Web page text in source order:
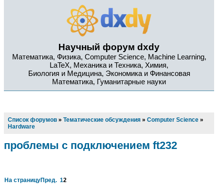
Научный форум dxdy
Математика, Физика, Computer Science, Machine Learning,
LaTeX, Механика и Техника, Химия,
Биология и Медицина, Экономика и Финансовая
Математика, Гуманитарные науки
Список форумов » Тематические обсуждения » Computer Science »
Hardware
проблемы с подключением ft232
На страницуПред. 12